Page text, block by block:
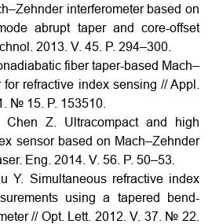
interferometer based on
abrupt taper and core-offset
2013. V. 45. P. 294–300.
fiber taper-based Mach–
refractive index sensing // Appl.
№ 15. P. 153510.
Z. Ultracompact and high
sensor based on Mach–Zehnder
Eng. 2014. V. 56. P. 50–53.
Y. Simultaneous refractive index
using a tapered bend-
// Opt. Lett. 2012. V. 37. № 22.